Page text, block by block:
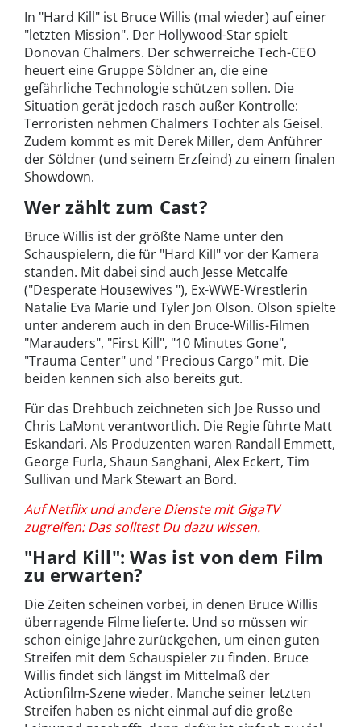
In "Hard Kill" ist Bruce Willis (mal wieder) auf einer
"letzten Mission". Der Hollywood-Star spielt
Donovan Chalmers. Der schwerreiche Tech-CEO
heuert eine Gruppe Söldner an, die eine
gefährliche Technologie schützen sollen. Die
Situation gerät jedoch rasch außer Kontrolle:
Terroristen nehmen Chalmers Tochter als Geisel.
Zudem kommt es mit Derek Miller, dem Anführer
der Söldner (und seinem Erzfeind) zu einem finalen
Showdown.
Wer zählt zum Cast?
Bruce Willis ist der größte Name unter den
Schauspielern, die für "Hard Kill" vor der Kamera
standen. Mit dabei sind auch Jesse Metcalfe
("Desperate Housewives "), Ex-WWE-Wrestlerin
Natalie Eva Marie und Tyler Jon Olson. Olson spielte
unter anderem auch in den Bruce-Willis-Filmen
"Marauders", "First Kill", "10 Minutes Gone",
"Trauma Center" und "Precious Cargo" mit. Die
beiden kennen sich also bereits gut.
Für das Drehbuch zeichneten sich Joe Russo und
Chris LaMont verantwortlich. Die Regie führte Matt
Eskandari. Als Produzenten waren Randall Emmett,
George Furla, Shaun Sanghani, Alex Eckert, Tim
Sullivan und Mark Stewart an Bord.
Auf Netflix und andere Dienste mit GigaTV
zugreifen: Das solltest Du dazu wissen.
"Hard Kill": Was ist von dem Film
zu erwarten?
Die Zeiten scheinen vorbei, in denen Bruce Willis
überragende Filme lieferte. Und so müssen wir
schon einige Jahre zurückgehen, um einen guten
Streifen mit dem Schauspieler zu finden. Bruce
Willis findet sich längst im Mittelmaß der
Actionfilm-Szene wieder. Manche seiner letzten
Streifen haben es nicht einmal auf die große